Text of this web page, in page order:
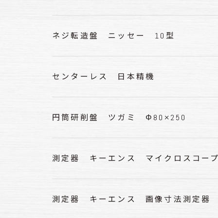
ネジ転造盤 ニッセー 10型
センターレス 日本精機
円筒研削盤 ツガミ Φ80×250
測定器 キーエンス マイクロスコー
測定器 キーエンス 画像寸法測定器